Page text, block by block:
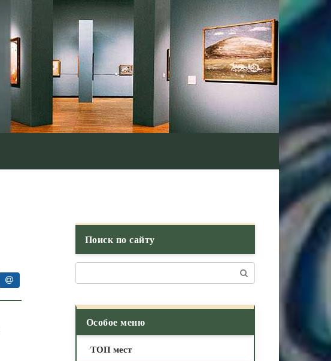
Поиск по сайту
Особое меню
ТОП мест